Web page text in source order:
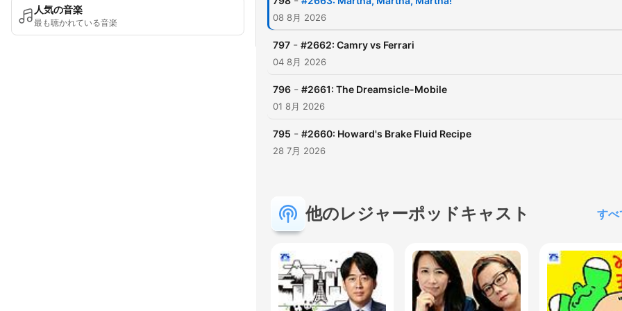
人気の音楽
最も聴かれている音楽 08 8月 2026
797 - #2662: Camry vs Ferrari
04 8月 2026
796 - #2661: The Dreamsicle-Mobile
01 8月 2026
795 - #2660: Howard's Brake Fluid Recipe
28 7月 2026
他のレジャーポッドキャスト すべ